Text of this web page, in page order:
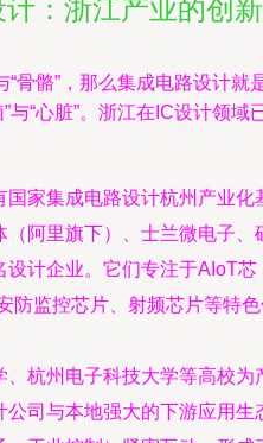
：浙江产业的创新
“骨骼”，那么集成电路设计就
与“心脏”。浙江在IC设计领域
国家集成电路设计杭州产业化
阿里旗下）、士兰微电子、
设计企业。它们专注于AIoT芯
防监控芯片、射频芯片等特
、杭州电子科技大学等高校为
司与本地强大的下游应用生